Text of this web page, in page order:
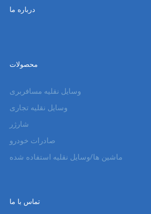
درباره ما
محصولات
وسایل نقلیه مسافربری
وسایل نقلیه تجاری
شارژر
صادرات خودرو
ماشین ها/وسایل نقلیه استفاده شده
تماس با ما